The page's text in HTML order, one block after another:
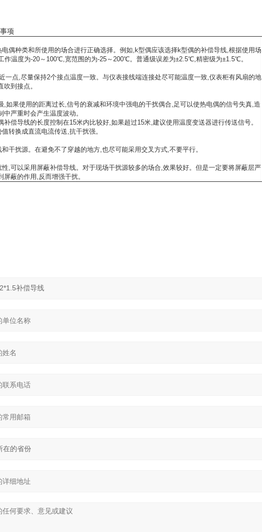
项
偶种类和所使用的场合进行正确选择。例如,k型偶应该选择k型偶的补偿导线,根据使用场
作温度为-20～100℃,宽范围的为-25～200℃。普通级误差为±2.5℃,精密级为±1.5℃。
一点,尽量保持2个接点温度一致。与仪表接线端连接处尽可能温度一致,仪表柜有风扇的地
到接点。
,如果使用的距离过长,信号的衰减和环境中强电的干扰偶合,足可以使热电偶的信号失真,造
严重时会产生温度波动。
偿导线的长度控制在15米内比较好,如果超过15米,建议使用温度变送器进行传送信号。
转换成直流电流传送,抗干扰强。
干扰源。在避免不了穿越的地方,也尽可能采用交叉方式,不要平行。
,可以采用屏蔽补偿导线。对于现场干扰源较多的场合,效果较好。但是一定要将屏蔽层严
蔽的作用,反而增强干扰。